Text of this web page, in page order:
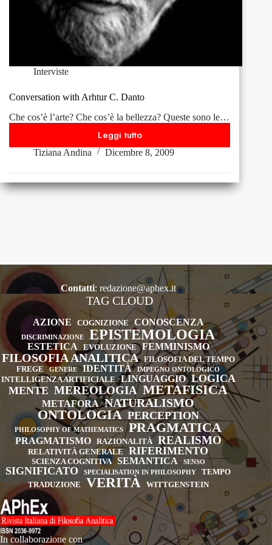
Interviste
Conversation with Arhtur C. Danto
Che cos’è l’arte? Che cos’è la bellezza? Queste sono le…
Leggi tuttoConversation
with
C.
Danto
Tiziana Andina Dicembre 8, 2009
Contatti:redazione@aphex.it
TAG CLOUD
AZIONE COGNIZIONE CONOSCENZA
DISCRIMINAZIONE EPISTEMOLOGIA
ESTETICA EVOLUZIONE FEMMINISMO
FILOSOFIA ANALITICA FILOSOFIA DEL TEMPO
FREGE
GENERE IDENTITÀ IMPEGNO ONTOLOGICO
INTELLIGENZA ARTIFICIALE LINGUAGGIO LOGICA
MENTE MEREOLOGIA METAFISICA
METAFORA NATURALISMO
ONTOLOGIA PERCEPTION
PHILOSOPHY OF MATHEMATICS PRAGMATICA
PRAGMATISMO RAZIONALITÀ REALISMO
RELATIVITÀ GENERALE RIFERIMENTO
SCIENZA COGNITIVA SEMANTICA SENSO
SIGNIFICATO SPECIALISATION IN PHILOSOPHY
TEMPO
TRADUZIONE
VERITÀ WITTGENSTEIN
In collaborazione con